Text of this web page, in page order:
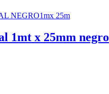
1mt x 25mm negro